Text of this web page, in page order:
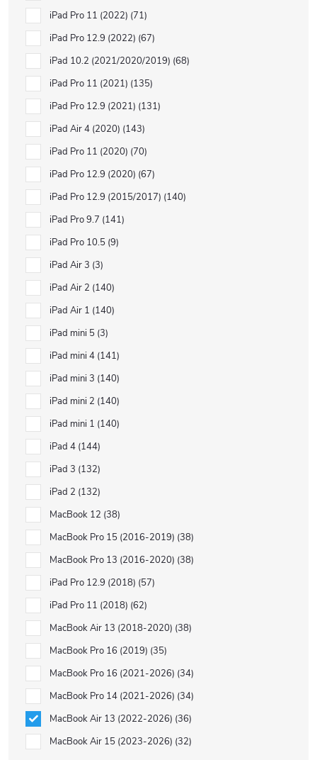
iPad Pro 11 (2022) 71
iPad Pro 12.9 (2022) 67
iPad 10.2 (2021/2020/2019) 68
iPad Pro 11 (2021) 135
iPad Pro 12.9 (2021) 131
iPad Air 4 (2020) 143
iPad Pro 11 (2020) 70
iPad Pro 12.9 (2020) 67
iPad Pro 12.9 (2015/2017) 140
iPad Pro 9.7 141
iPad Pro 10.5 9
iPad Air 3 3
iPad Air 2 140
iPad Air 1 140
iPad mini 5 3
iPad mini 4 141
iPad mini 3 140
iPad mini 2 140
iPad mini 1 140
iPad 4 144
iPad 3 132
iPad 2 132
MacBook 12 38
MacBook Pro 15 (2016-2019) 38
MacBook Pro 13 (2016-2020) 38
iPad Pro 12.9 (2018) 57
iPad Pro 11 (2018) 62
MacBook Air 13 (2018-2020) 38
MacBook Pro 16 (2019) 35
MacBook Pro 16 (2021-2026) 34
MacBook Pro 14 (2021-2026) 34
MacBook Air 13 (2022-2026) 36
MacBook Air 15 (2023-2026) 32